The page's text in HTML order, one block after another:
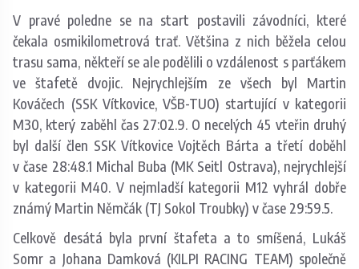
V pravé poledne se na start postavili závodníci, které
čekala osmikilometrová trať. Většina z nich běžela celou
trasu sama, někteří se ale podělili o vzdálenost s parťákem
ve štafetě dvojic. Nejrychlejším ze všech byl Martin
Kováčech (SSK Vítkovice, VŠB-TUO) startující v kategorii
M30, který zaběhl čas 27:02.9. O necelých 45 vteřin druhý
byl další člen SSK Vítkovice Vojtěch Bárta a třetí doběhl
v čase 28:48.1 Michal Buba (MK Seitl Ostrava), nejrychlejší
v kategorii M40. V nejmladší kategorii M12 vyhrál dobře
známý Martin Němčák (TJ Sokol Troubky) v čase 29:59.5.
Celkově desátá byla první štafeta a to smíšená, Lukáš
Somr a Johana Damková (KILPI RACING TEAM) společně